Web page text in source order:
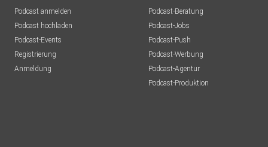
Podcast anmelden
Podcast hochladen
Podcast-Events
Registrierung
Anmeldung
Podcast-Beratung
Podcast-Jobs
Podcast-Push
Podcast-Werbung
Podcast-Agentur
Podcast-Produktion